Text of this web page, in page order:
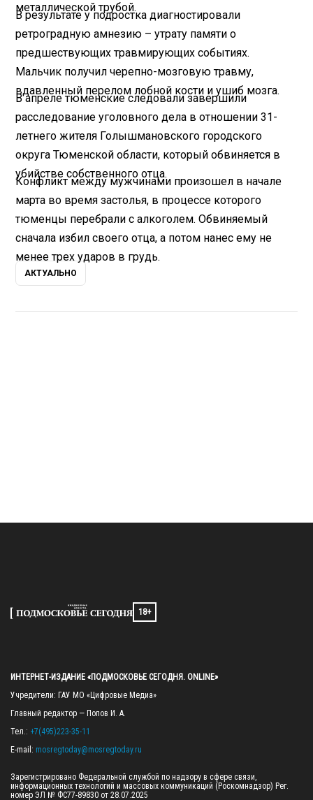
металлической трубой.
В результате у подростка диагностировали
ретроградную амнезию – утрату памяти о
предшествующих травмирующих событиях.
Мальчик получил черепно-мозговую травму,
вдавленный перелом лобной кости и ушиб мозга.
В апреле тюменские следовали завершили
расследование уголовного дела в отношении 31-
летнего жителя Голышмановского городского
округа Тюменской области, который обвиняется в
убийстве собственного отца.
Конфликт между мужчинами произошел в начале
марта во время застолья, в процессе которого
тюменцы перебрали с алкоголем. Обвиняемый
сначала избил своего отца, а потом нанес ему не
менее трех ударов в грудь.
АКТУАЛЬНО
18+
ИНТЕРНЕТ-ИЗДАНИЕ «ПОДМОСКОВЬЕ СЕГОДНЯ. ONLINE»
Учредители: ГАУ МО «Цифровые Медиа»
Главный редактор — Попов И. А.
Тел.: +7(495)223-35-11
E-mail: mosregtoday@mosregtoday.ru
Зарегистрировано Федеральной службой по надзору в сфере связи,
информационных технологий и массовых коммуникаций (Роскомнадзор) Рег.
номер ЭЛ № ФС77-89830 от 28.07.2025